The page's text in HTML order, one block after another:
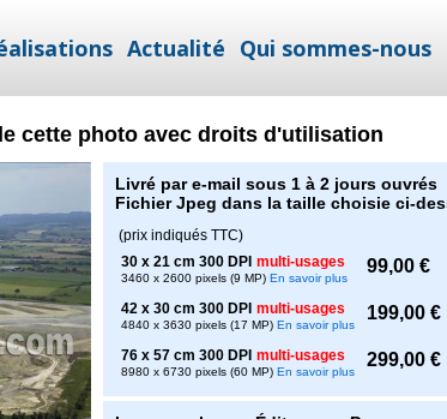
Actualité Qui sommes-nous